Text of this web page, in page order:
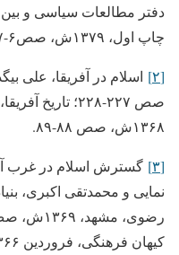
دفتر مطالعات سیاسی و بین
چاپ اول، ۱۳۷۹ش، صص۶-۷.
[۲]
صص ۲۲۷-۲۲۸؛
۱۳۶۸ش، صص ۸۸-۸۹.
[۳]
گسترش اسلام در غرب
نمایی و محمدتقی اکبری،